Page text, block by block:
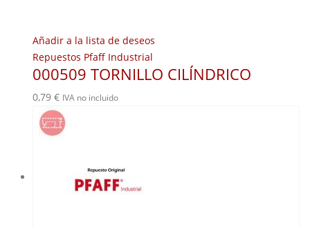
Añadir a la lista de deseos
Repuestos Pfaff Industrial
000509 TORNILLO CILÍNDRICO
0,79 € IVA no incluido